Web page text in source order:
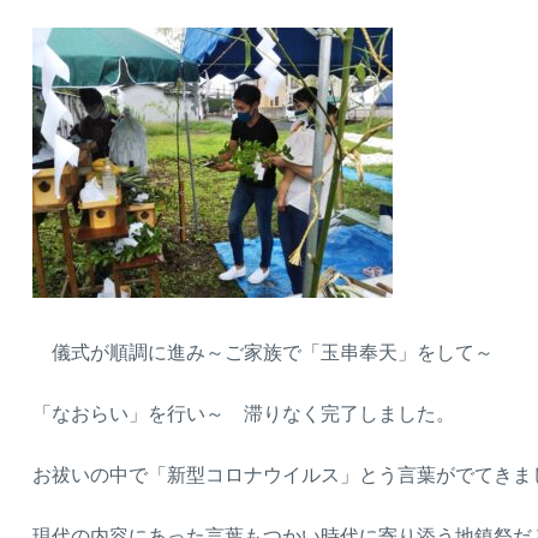
儀式が順調に進み～ご家族で「玉串奉天」をして～
「なおらい」を行い～ 滞りなく完了しました。
お祓いの中で「新型コロナウイルス」とう言葉がでてきま